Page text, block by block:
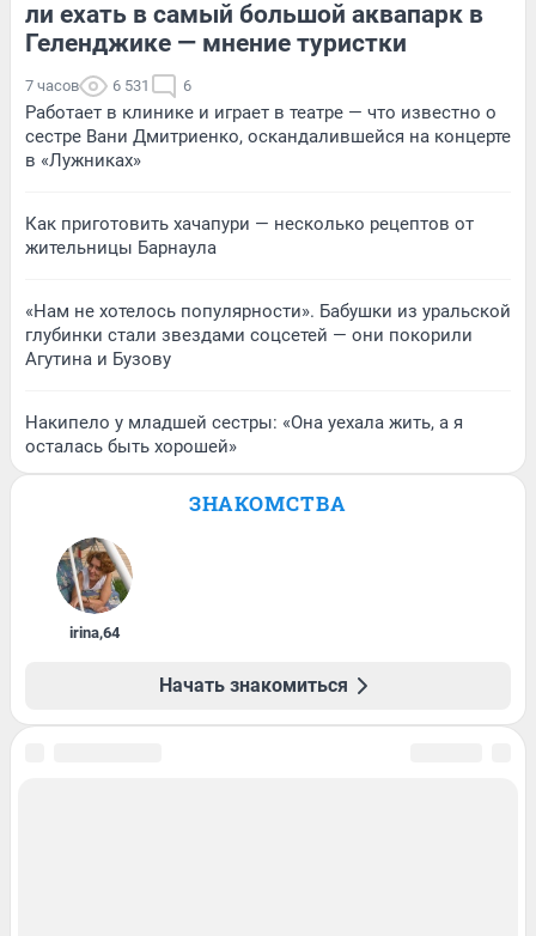
ли ехать в самый большой аквапарк в
Геленджике — мнение туристки
7 часов 6 531 6
Работает в клинике и играет в театре — что известно о
сестре Вани Дмитриенко, оскандалившейся на концерте
в «Лужниках»
Как приготовить хачапури — несколько рецептов от
жительницы Барнаула
«Нам не хотелось популярности». Бабушки из уральской
глубинки стали звездами соцсетей — они покорили
Агутина и Бузову
Накипело у младшей сестры: «Она уехала жить, а я
осталась быть хорошей»
ЗНАКОМСТВА
irina,64
Начать знакомиться